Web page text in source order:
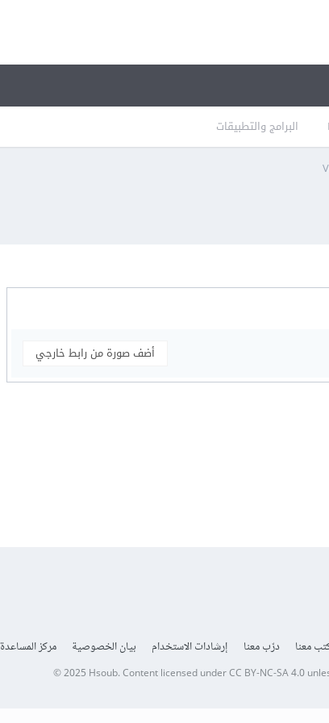
البرامج والتطبيقات
أضف صورة من رابط خارجي
معنا درّب معنا إرشادات الاستخدام بيان الخصوصية مركز المساعدة
© 2025 Hsoub.Content licensed underCC BY-NC-SA 4.0